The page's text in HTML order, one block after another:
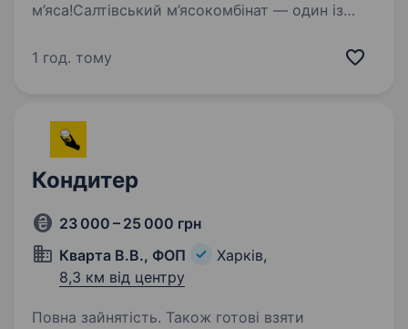
м’яса!Салтівський м’ясокомбінат — один із
ковбасних виробів і м’ясних делікатесів
1 год. тому
Кондитер
23 000 – 25 000 грн
Кварта В.В., ФОП
Харків,
8,3 км від центру
Повна зайнятість. Також готові взяти